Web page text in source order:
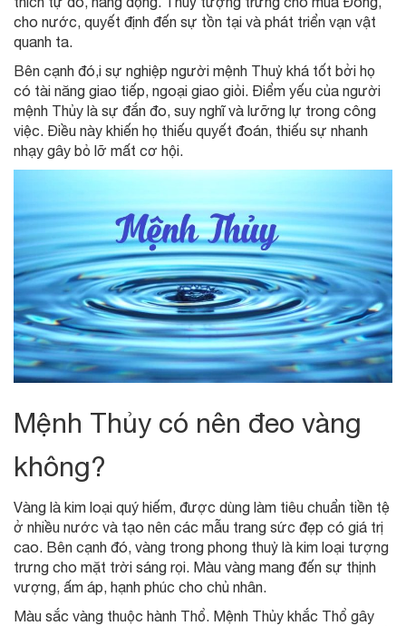
cho nước, quyết định đến sự tồn tại và phát triển vạn vật
quanh ta.
Bên cạnh đó,i sự nghiệp người mệnh Thuỷ khá tốt bởi họ
có tài năng giao tiếp, ngoại giao giỏi. Điểm yếu của người
mệnh Thủy là sự đắn đo, suy nghĩ và lưỡng lự trong công
việc. Điều này khiến họ thiếu quyết đoán, thiếu sự nhanh
nhạy gây bỏ lỡ mất cơ hội.
Mệnh Thủy có nên đeo vàng
không?
Vàng là kim loại quý hiếm, được dùng làm tiêu chuẩn tiền tệ
ở nhiều nước và tạo nên các mẫu trang sức đẹp có giá trị
cao. Bên cạnh đó, vàng trong phong thuỷ là kim loại tượng
trưng cho mặt trời sáng rọi. Màu vàng mang đến sự thịnh
vượng, ấm áp, hạnh phúc cho chủ nhân.
Màu sắc vàng thuộc hành Thổ. Mệnh Thủy khắc Thổ gây